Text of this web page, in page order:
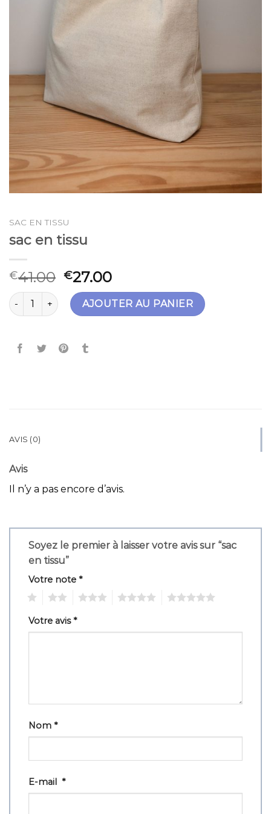
SAC EN TISSU
sac en tissu
€41.00 €27.00
quantité de sac en tissuAJOUTER AU PANIER
AVIS (0)
Avis
Il n’y a pas encore d’avis.
Soyez le premier à laisser votre avis sur “sac
en tissu”
Votre note *
Votre avis*
Nom *
E-mail *